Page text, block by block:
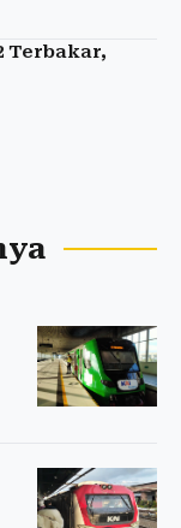
Terbakar,